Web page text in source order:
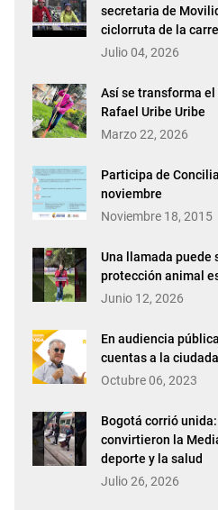
secretaria de
ciclorruta de la
Julio 04, 2026
Así se transforma el
Rafael Uribe Uribe
Marzo 22, 2026
Participa de
noviembre
Noviembre 18, 2015
Una llamada puede
protección animal
Junio 12, 2026
En audiencia
cuentas a la
Octubre 06, 2023
Bogotá corrió
convirtieron la
deporte y la salud
Julio 26, 2026